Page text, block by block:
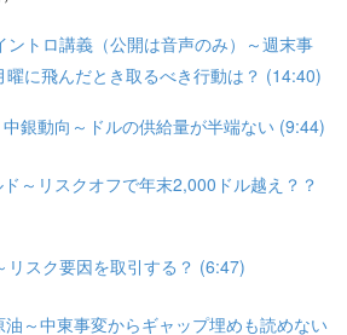
ントロ講義（公開は音声のみ）～週末事
曜に飛んだとき取るべき行動は？ (14:40)
銀動向～ドルの供給量が半端ない (9:44)
～リスクオフで年末2,000ドル越え？？
リスク要因を取引する？ (6:47)
～中東事変からギャップ埋めも読めない